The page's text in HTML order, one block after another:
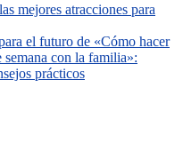
mejores atracciones para
el futuro de «Cómo hacer
semana con la familia»:
prácticos